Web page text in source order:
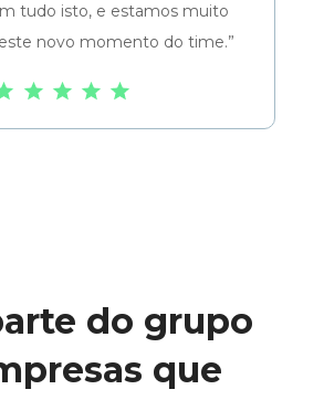
tudo isto, e estamos muito
novo momento do time.”
do grupo
que